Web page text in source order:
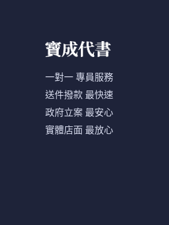
一對一 專員服務
送件撥款 最快速
政府立案 最安心
實體店面 最放心